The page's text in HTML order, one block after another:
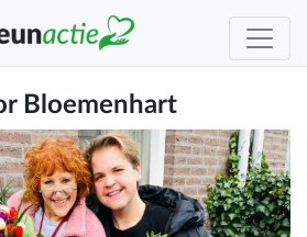
Bloemenhart